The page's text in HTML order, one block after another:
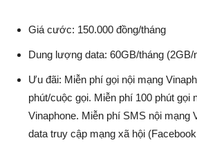
Giá cước: 150.000 đồng/tháng
Dung lượng data: 60GB/tháng (2GB/
Ưu đãi: Miễn phí gọi nội mạng
phút/cuộc gọi. Miễn phí 100 phút gọi
Vinaphone. Miễn phí SMS nội mạng
data truy cập mạng xã hội